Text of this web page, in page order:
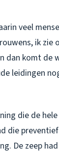
veel
ik zie
dan komt de
leidingen
die de
die preventief
De zeep